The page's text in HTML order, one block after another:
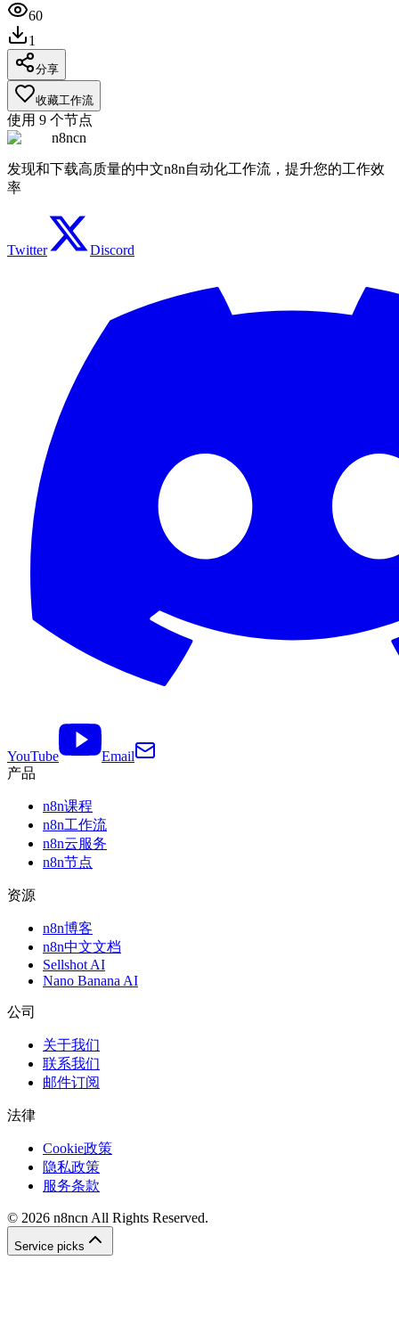
60
1
分享
收藏工作流
使用 9 个节点
n8ncn
发现和下载高质量的中文n8n自动化工作流，提升您的工作效
率
Twitter Discord
YouTube
Email
产品
n8n课程
n8n工作流
n8n云服务
n8n节点
资源
n8n博客
n8n中文文档
Sellshot AI
Nano Banana AI
公司
关于我们
联系我们
邮件订阅
法律
Cookie政策
隐私政策
服务条款
© 2026 n8ncn All Rights Reserved.
Service picks